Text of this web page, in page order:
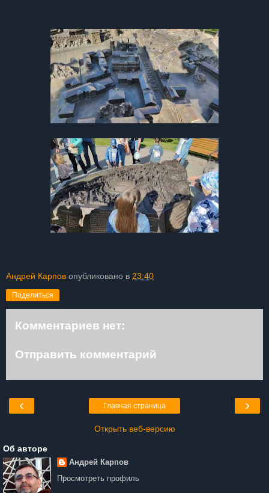
Андрей Карпов опубликовано в 23:40
Поделиться
Комментариев нет:
Отправить комментарий
‹ ›
Главная страница
Открыть веб-версию
Об авторе
Андрей Карпов
Просмотреть профиль